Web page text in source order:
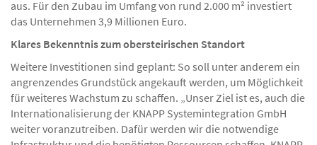
aus. Für den Zubau im Umfang von rund 2.000 m² investiert
das Unternehmen 3,9 Millionen Euro.
Klares Bekenntnis zum obersteirischen Standort
Weitere Investitionen sind geplant: So soll unter anderem ein
angrenzendes Grundstück angekauft werden, um Möglichkeit
für weiteres Wachstum zu schaffen. „Unser Ziel ist es, auch die
Internationalisierung der KNAPP Systemintegration GmbH
weiter voranzutreiben. Dafür werden wir die notwendige